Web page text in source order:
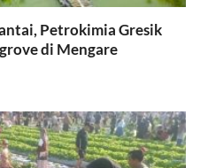
Petrokimia Gresik
di Mengare